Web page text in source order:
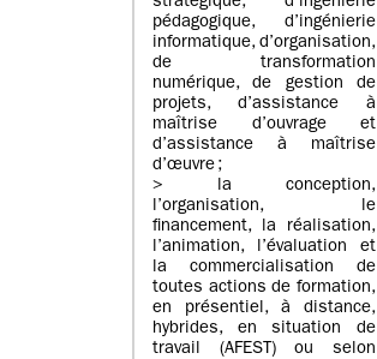
pédagogique, d’ingénierie
informatique, d’organisation,
de transformation
numérique, de gestion de
projets, d’assistance à
maîtrise d’ouvrage et
d’assistance à maîtrise
d’œuvre ;
> la conception,
l’organisation, le
financement, la réalisation,
l’animation, l’évaluation et
la commercialisation de
toutes actions de formation,
en présentiel, à distance,
hybrides, en situation de
travail (AFEST) ou selon